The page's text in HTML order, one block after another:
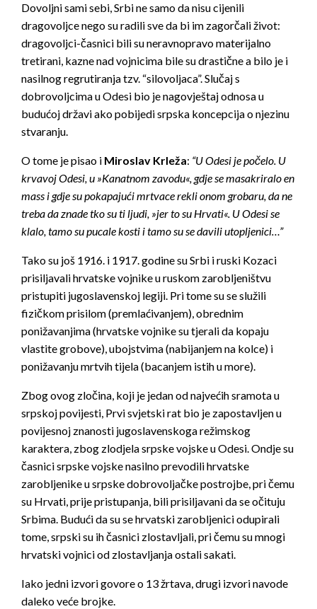
Dovoljni sami sebi, Srbi ne samo da nisu cijenili
dragovoljce nego su radili sve da bi im zagorčali život:
dragovoljci-časnici bili su neravnopravo materijalno
tretirani, kazne nad vojnicima bile su drastične a bilo je i
nasilnog regrutiranja tzv. “silovoljaca”. Slučaj s
dobrovoljcima u Odesi bio je nagovještaj odnosa u
budućoj državi ako pobijedi srpska koncepcija o njezinu
stvaranju.
O tome je pisao i Miroslav Krleža: “U Odesi je počelo. U
krvavoj Odesi, u »Kanatnom zavodu«, gdje se masakriralo en
mass i gdje su pokapajući mrtvace rekli onom grobaru, da ne
treba da znade tko su ti ljudi, »jer to su Hrvati«. U Odesi se
klalo, tamo su pucale kosti i tamo su se davili utopljenici…”
Tako su još 1916. i 1917. godine su Srbi i ruski Kozaci
prisiljavali hrvatske vojnike u ruskom zarobljeništvu
pristupiti jugoslavenskoj legiji. Pri tome su se služili
fizičkom prisilom (premlaćivanjem), obrednim
ponižavanjima (hrvatske vojnike su tjerali da kopaju
vlastite grobove), ubojstvima (nabijanjem na kolce) i
ponižavanju mrtvih tijela (bacanjem istih u more).
Zbog ovog zločina, koji je jedan od najvećih sramota u
srpskoj povijesti, Prvi svjetski rat bio je zapostavljen u
povijesnoj znanosti jugoslavenskoga režimskog
karaktera, zbog zlodjela srpske vojske u Odesi. Ondje su
časnici srpske vojske nasilno prevodili hrvatske
zarobljenike u srpske dobrovoljačke postrojbe, pri čemu
su Hrvati, prije pristupanja, bili prisiljavani da se očituju
Srbima. Budući da su se hrvatski zarobljenici odupirali
tome, srpski su ih časnici zlostavljali, pri čemu su mnogi
hrvatski vojnici od zlostavljanja ostali sakati.
Iako jedni izvori govore o 13 žrtava, drugi izvori navode
daleko veće brojke.